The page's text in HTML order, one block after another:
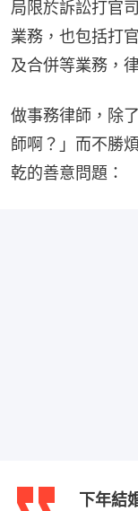
局限於訴訟打官
業務，也包括打
及合併等業務，
做事務律師，除
師啊？」而不勝
乾的善意問題：
下年結